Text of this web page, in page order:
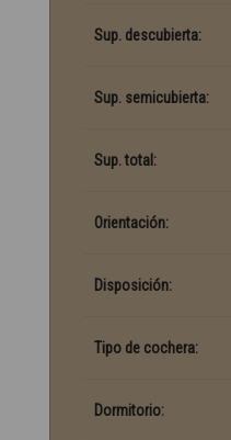
Sup. descubierta:
Sup. semicubierta:
Sup. total:
Orientación:
Disposición:
Tipo de cochera:
Dormitorio: